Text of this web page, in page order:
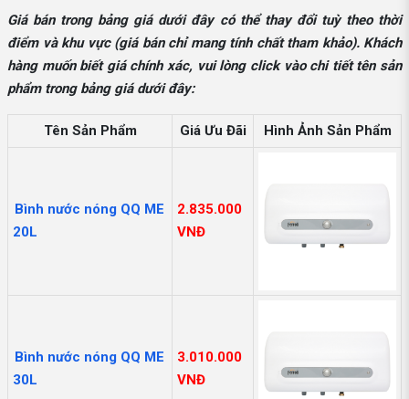
Giá bán trong bảng giá dưới đây có thể thay đổi tuỳ theo thời
điểm và khu vực (giá bán chỉ mang tính chất tham khảo). Khách
hàng muốn biết giá chính xác, vui lòng click vào chi tiết tên sản
phẩm trong bảng giá dưới đây:
Tên Sản Phẩm Giá Ưu Đãi Hình Ảnh Sản Phẩm
Bình nước nóng QQ ME
20L
2.835.000
VNĐ
Bình nước nóng QQ ME
30L
3.010.000
VNĐ